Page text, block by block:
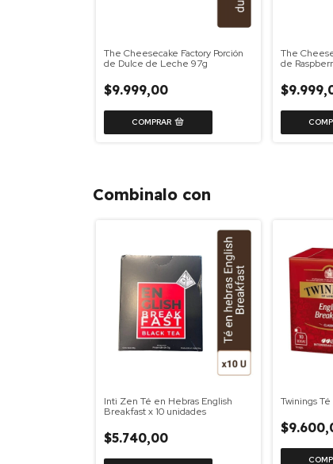
The Cheesecake Factory Porción
de Dulce de Leche 97g
$9.999,00
The
de
Combinalo con
Inti Zen Té en Hebras English
Breakfast x 10 unidades
$5.740,00
Twinings